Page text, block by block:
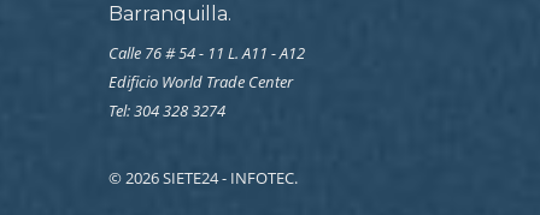
Barranquilla.
Calle 76 # 54 - 11 L. A11 - A12
Edificio World Trade Center
Tel: 304 328 3274
© 2026 SIETE24 - INFOTEC.